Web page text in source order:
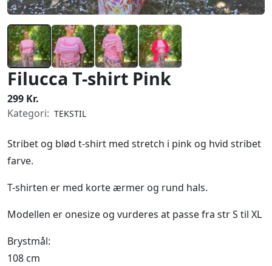
Filucca T-shirt Pink
299 Kr.
Kategori: TEKSTIL
Stribet og blød t-shirt med stretch i pink og hvid stribet
farve.
T-shirten er med korte ærmer og rund hals.
Modellen er onesize og vurderes at passe fra str S til XL
Brystmål:
108 cm